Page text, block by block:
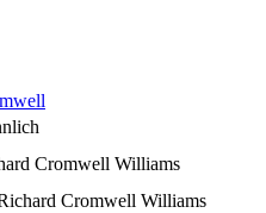
Cromwell Williams
Cromwell Williams